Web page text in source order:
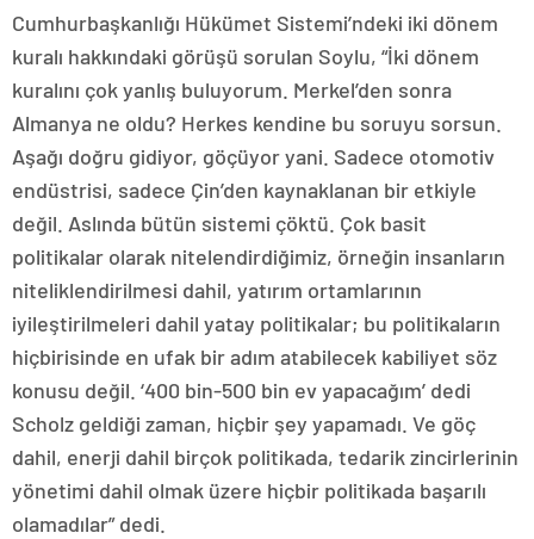
Cumhurbaşkanlığı Hükümet Sistemi’ndeki iki dönem
kuralı hakkındaki görüşü sorulan Soylu, “İki dönem
kuralını çok yanlış buluyorum. Merkel’den sonra
Almanya ne oldu? Herkes kendine bu soruyu sorsun.
Aşağı doğru gidiyor, göçüyor yani. Sadece otomotiv
endüstrisi, sadece Çin’den kaynaklanan bir etkiyle
değil. Aslında bütün sistemi çöktü. Çok basit
politikalar olarak nitelendirdiğimiz, örneğin insanların
niteliklendirilmesi dahil, yatırım ortamlarının
iyileştirilmeleri dahil yatay politikalar; bu politikaların
hiçbirisinde en ufak bir adım atabilecek kabiliyet söz
konusu değil. ‘400 bin-500 bin ev yapacağım’ dedi
Scholz geldiği zaman, hiçbir şey yapamadı. Ve göç
dahil, enerji dahil birçok politikada, tedarik zincirlerinin
yönetimi dahil olmak üzere hiçbir politikada başarılı
olamadılar” dedi.